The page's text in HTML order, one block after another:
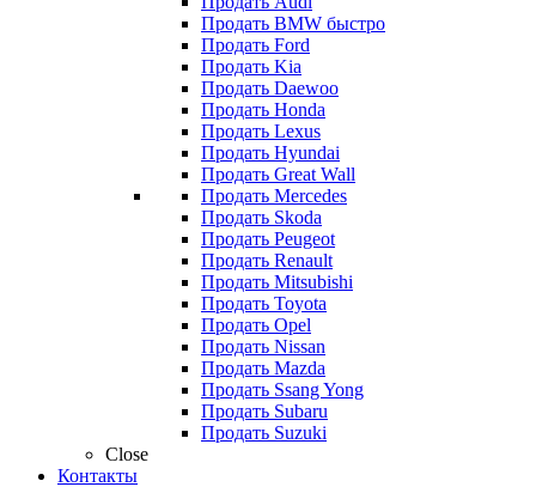
Продать BMW быстро
Продать Ford
Продать Kia
Продать Daewoo
Продать Honda
Продать Lexus
Продать Hyundai
Продать Great Wall
Продать Mercedes
Продать Skoda
Продать Peugeot
Продать Renault
Продать Mitsubishi
Продать Toyota
Продать Opel
Продать Nissan
Продать Mazda
Продать Ssang Yong
Продать Subaru
Продать Suzuki
Close
Контакты